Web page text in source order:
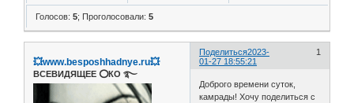
Голосов: 5; Проголосовали: 5
Поделиться 1
2023-
01-27 18:55:21
💥www.besposhhadnye.ru💥
ВСЕВИДЯЩЕЕ ⭕️КО ࿐
Доброго времени суток,
камрады! Хочу поделиться с